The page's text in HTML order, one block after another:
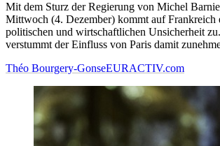
Mit dem Sturz der Regierung von Michel
Mittwoch (4. Dezember) kommt auf Frankreich
politischen und wirtschaftlichen Unsicherheit
verstummt der Einfluss von Paris damit
Théo Bourgery-GonseEURACTIV.com